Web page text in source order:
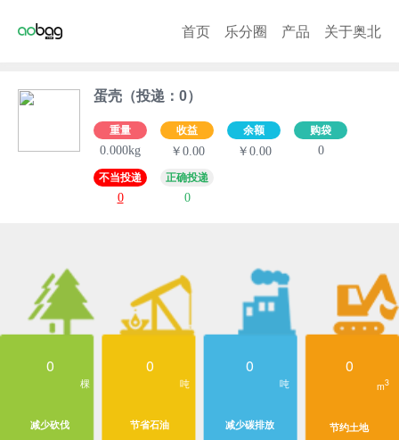
首页 乐分圈 产品 关于奥北
蛋壳（投递：0）
重量
0.000kg
收益
￥0.00
余额
￥0.00
购袋
0
不当投递
0
正确投递
0
0
棵
减少砍伐
0
吨
节省石油
0
吨
减少碳排放
0
m3
节约土地